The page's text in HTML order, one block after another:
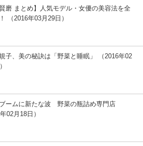
賢磨 まとめ】人気モデル・女優の美容法を全
（2016年03月29日）
子、美の秘訣は「野菜と睡眠」 （2016年02
ームに新たな波 野菜の瓶詰め専門店
02月18日）